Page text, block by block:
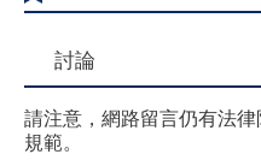
討論
請注意，網路留言仍有法律
規範。